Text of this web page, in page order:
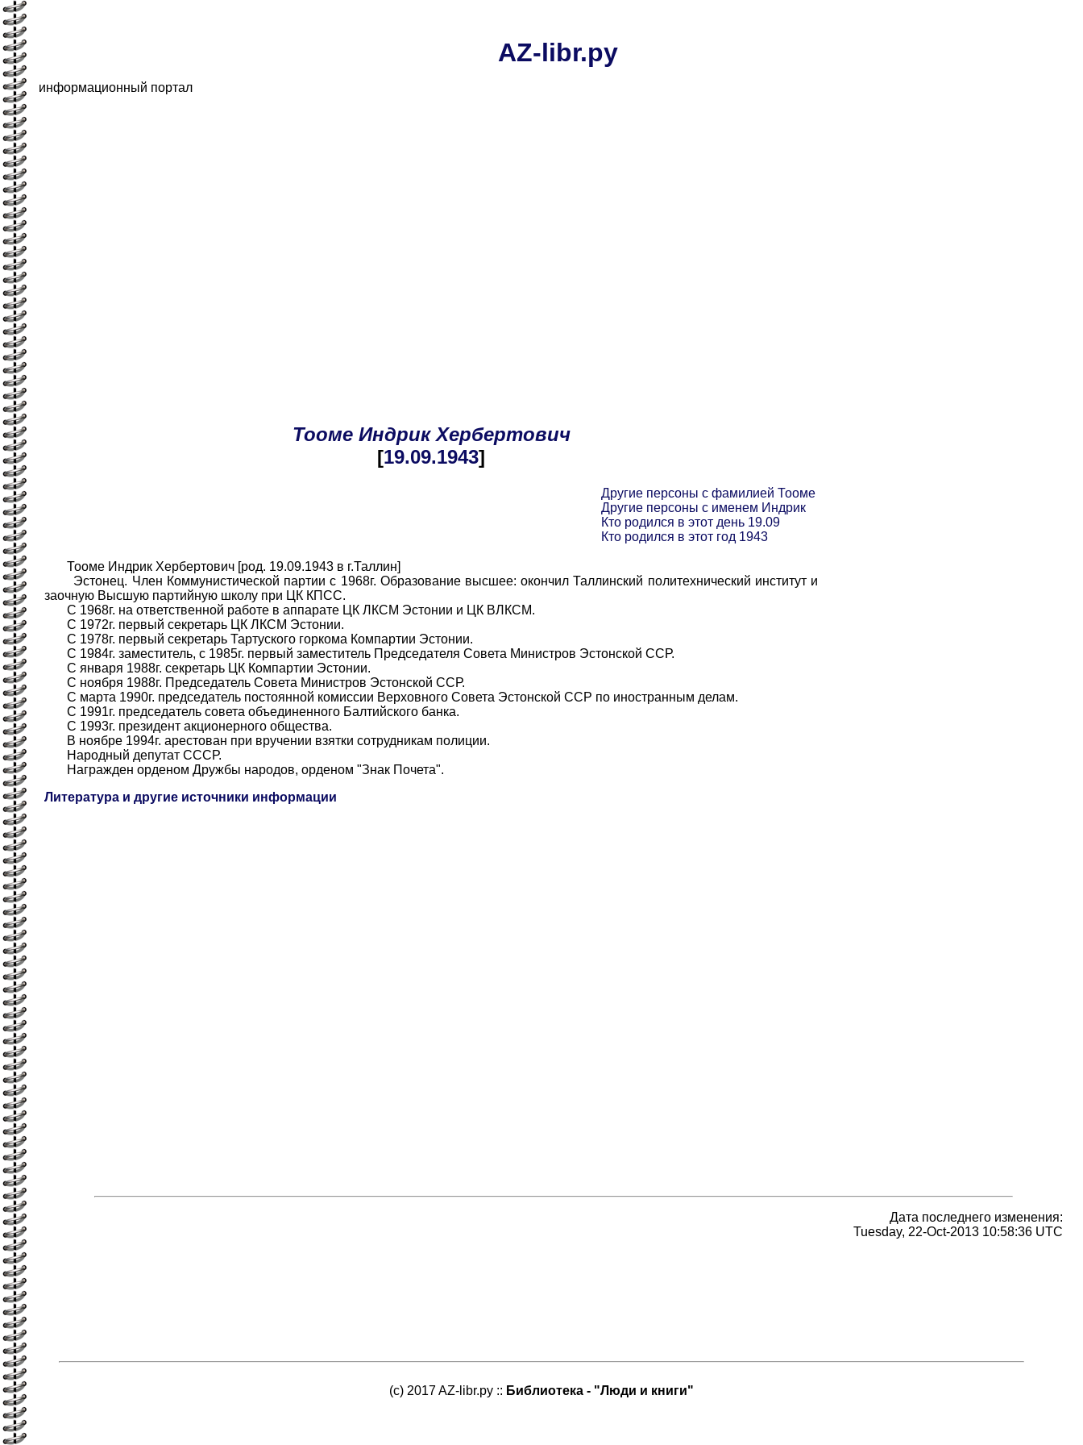
AZ-libr.ру
информационный портал
Тооме Индрик Хербертович
[19.09.1943]
Другие персоны с фамилией Тооме
Другие персоны с именем Индрик
Кто родился в этот день 19.09
Кто родился в этот год 1943
Тооме Индрик Хербертович [род. 19.09.1943 в г.Таллин]
Эстонец. Член Коммунистической партии с 1968г. Образование высшее: окончил Таллинский политехнический институт и
заочную Высшую партийную школу при ЦК КПСС.
С 1968г. на ответственной работе в аппарате ЦК ЛКСМ Эстонии и ЦК ВЛКСМ.
С 1972г. первый секретарь ЦК ЛКСМ Эстонии.
С 1978г. первый секретарь Тартуского горкома Компартии Эстонии.
С 1984г. заместитель, с 1985г. первый заместитель Председателя Совета Министров Эстонской ССР.
С января 1988г. секретарь ЦК Компартии Эстонии.
С ноября 1988г. Председатель Совета Министров Эстонской ССР.
С марта 1990г. председатель постоянной комиссии Верховного Совета Эстонской ССР по иностранным делам.
С 1991г. председатель совета объединенного Балтийского банка.
С 1993г. президент акционерного общества.
В ноябре 1994г. арестован при вручении взятки сотрудникам полиции.
Народный депутат СССР.
Награжден орденом Дружбы народов, орденом "Знак Почета".
Литература и другие источники информации
Дата последнего изменения:
Tuesday, 22-Oct-2013 10:58:36 UTC
(c) 2017 AZ-libr.ру :: Библиотека - "Люди и книги"